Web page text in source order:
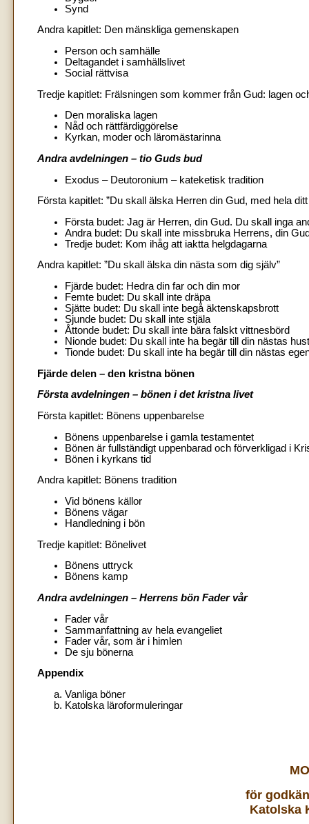
Synd
Andra kapitlet: Den mänskliga gemenskapen
Person och samhälle
Deltagandet i samhällslivet
Social rättvisa
Tredje kapitlet: Frälsningen som kommer från Gud: lagen
Den moraliska lagen
Nåd och rättfärdiggörelse
Kyrkan, moder och läromästarinna
Andra avdelningen – tio Guds bud
Exodus – Deutoronium – kateketisk tradition
Första kapitlet: ”Du skall älska Herren din Gud, med hela
Första budet: Jag är Herren, din Gud. Du skall inga
Andra budet: Du skall inte missbruka Herrens, din
Tredje budet: Kom ihåg att iaktta helgdagarna
Andra kapitlet: ”Du skall älska din nästa som dig själv”
Fjärde budet: Hedra din far och din mor
Femte budet: Du skall inte dräpa
Sjätte budet: Du skall inte begå äktenskapsbrott
Sjunde budet: Du skall inte stjäla
Åttonde budet: Du skall inte bära falskt vittnesbörd
Nionde budet: Du skall inte ha begär till din nästas
Tionde budet: Du skall inte ha begär till din nästas
Fjärde delen – den kristna bönen
Första avdelningen – bönen i det kristna livet
Första kapitlet: Bönens uppenbarelse
Bönens uppenbarelse i gamla testamentet
Bönen är fullständigt uppenbarad och förverkligad i
Bönen i kyrkans tid
Andra kapitlet: Bönens tradition
Vid bönens källor
Bönens vägar
Handledning i bön
Tredje kapitlet: Bönelivet
Bönens uttryck
Bönens kamp
Andra avdelningen – Herrens bön Fader vår
Fader vår
Sammanfattning av hela evangeliet
Fader vår, som är i himlen
De sju bönerna
Appendix
Vanliga böner
Katolska läroformuleringar
för
Katolska